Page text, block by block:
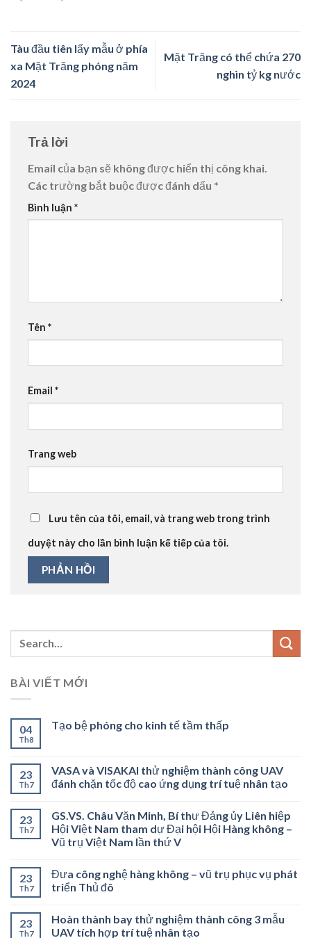
Tàu đầu tiên lấy mẫu ở phía
xa Mặt Trăng phóng năm
2024
Mặt Trăng có thể chứa 270
nghìn tỷ kg nước
Trả lời
Email của bạn sẽ không được hiển thị công khai.
Các trường bắt buộc được đánh dấu *
Bình luận *
Tên *
Email *
Trang web
Lưu tên của tôi, email, và trang web trong trình
duyệt này cho lần bình luận kế tiếp của tôi.
BÀI VIẾT MỚI
04
Th8
Tạo bệ phóng cho kinh tế tầm thấp
23
Th7
VASA và VISAKAI thử nghiệm thành công UAV
đánh chặn tốc độ cao ứng dụng trí tuệ nhân tạo
23
Th7
GS.VS. Châu Văn Minh, Bí thư Đảng ủy Liên hiệp
Hội Việt Nam tham dự Đại hội Hội Hàng không –
Vũ trụ Việt Nam lần thứ V
23
Th7
Đưa công nghệ hàng không – vũ trụ phục vụ phát
triển Thủ đô
23
Th7
Hoàn thành bay thử nghiệm thành công 3 mẫu
UAV tích hợp trí tuệ nhân tạo